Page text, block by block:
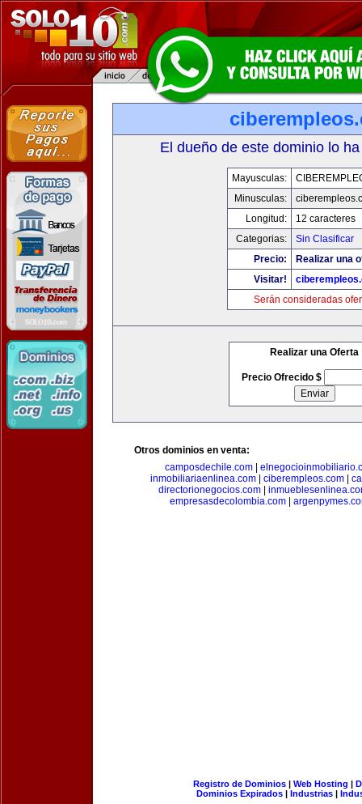
El dueño de este dominio lo
Mayusculas:
Minusculas:
Longitud:
12 caracteres
Categorias:
Sin Clasificar
Precio:
Realizar una
Visitar!
Serán consideradas
Realizar una Oferta
Precio Ofrecido $
Otros dominios en venta:
camposdechile.com
inmobiliariaenlinea.com| ciberempleos.com|
directorionegocios.com
empresasdecolombia.com|
Registro de Dominios| Web Hosting |
Dominios Expirados | Industrias |